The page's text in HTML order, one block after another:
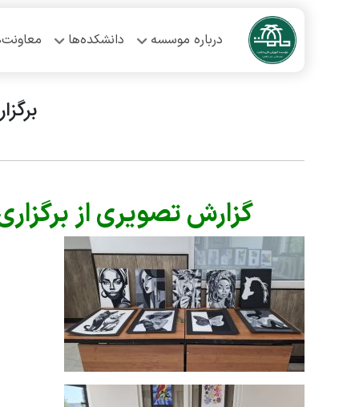
درباره موسسه دانشکده‌ها
گزارش تصویری از